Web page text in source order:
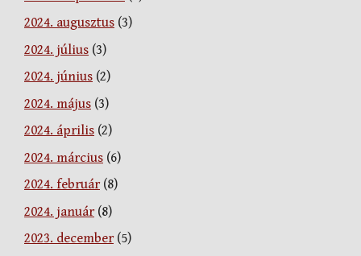
2024. augusztus (3)
2024. július (3)
2024. június (2)
2024. május (3)
2024. április (2)
2024. március (6)
2024. február(8)
2024. január(8)
2023. december(5)